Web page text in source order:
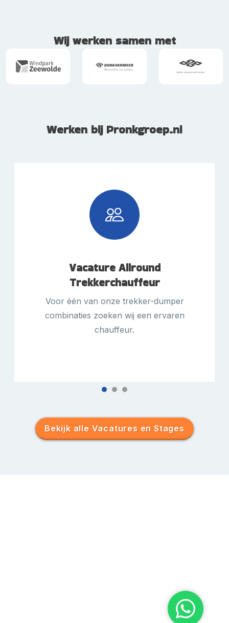
Pronk Projecten & Ontwikkeling
Meer informatie
Pronk Innovatie & Participaties
Meer informatie
Wij werken samen met
Werken bij Pronkgroep.nl
Vacature Allround
Trekkerchauffeur
Voor één van onze trekker-dumper
combinaties zoeken wij een ervaren
chauffeur.
Bekijk alle Vacatures en Stages